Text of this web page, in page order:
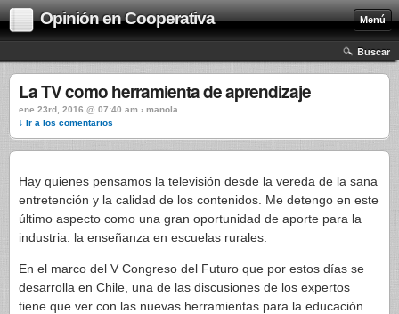
Opinión en Cooperativa Menú
Buscar
La TV como herramienta de aprendizaje
ene 23rd, 2016 @ 07:40 am › manola
↓ Ir a los comentarios
Hay quienes pensamos la televisión desde la vereda de la sana
entretención y la calidad de los contenidos. Me detengo en este
último aspecto como una gran oportunidad de aporte para la
industria: la enseñanza en escuelas rurales.
En el marco del V Congreso del Futuro que por estos días se
desarrolla en Chile, una de las discusiones de los expertos
tiene que ver con las nuevas herramientas para la educación